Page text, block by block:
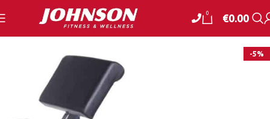
0 €0.00
-5%